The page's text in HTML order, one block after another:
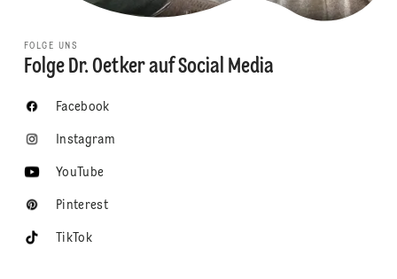
FOLGE UNS
Folge Dr. Oetker auf Social Media
Facebook
Instagram
YouTube
Pinterest
TikTok